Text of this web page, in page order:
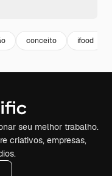
conceito ifood
seu melhor trabalho.
criativos, empresas,